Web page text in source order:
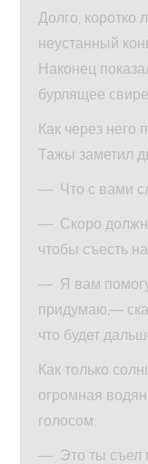
Долго, коротко
неустанный
Наконец
бурлящее
Как через него
Тажы заметил
— Что с вами
— Скоро
чтобы съесть
— Я вам
придумаю,—
что будет
Как только
огромная
голосом:
— Это ты съел